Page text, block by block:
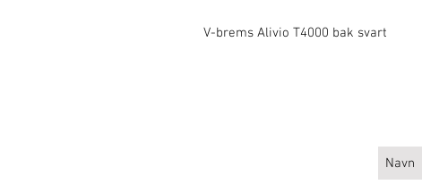
V-brems Alivio T4000 bak svart